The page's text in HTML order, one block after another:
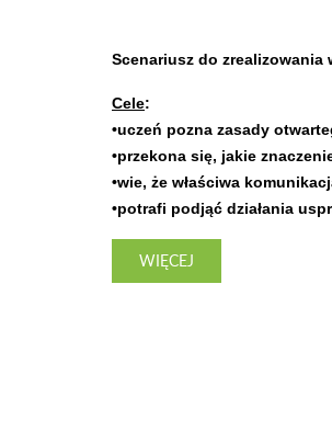
Scenariusz do zrealizowania
Cele:
•uczeń pozna zasady
•przekona się, jakie
•wie, że właściwa
•potrafi podjąć działania
WIĘCEJ